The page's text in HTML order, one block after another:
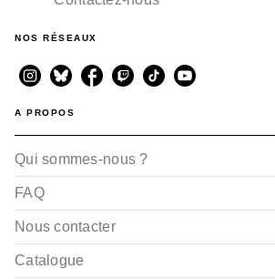
NOS RÉSEAUX
A PROPOS
Qui sommes-nous ?
FAQ
Nous contacter
Catalogue